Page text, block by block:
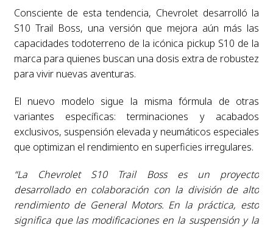
Consciente de esta tendencia, Chevrolet desarrolló la
S10 Trail Boss, una versión que mejora aún más las
capacidades todoterreno de la icónica pickup S10 de la
marca para quienes buscan una dosis extra de robustez
para vivir nuevas aventuras.
El nuevo modelo sigue la misma fórmula de otras
variantes específicas: terminaciones y acabados
exclusivos, suspensión elevada y neumáticos especiales
que optimizan el rendimiento en superficies irregulares.
“La Chevrolet S10 Trail Boss es un proyecto
desarrollado en colaboración con la división de alto
rendimiento de General Motors. En la práctica, esto
significa que las modificaciones en la suspensión y la